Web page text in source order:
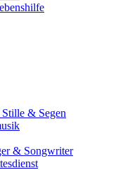
& Segen
& Songwriter